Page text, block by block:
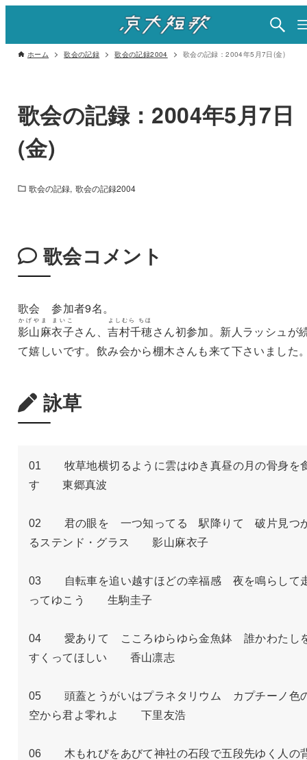
ホーム 歌会の記録 歌会の記録2004 歌会の記録：2004年5月7日(金)
歌会の記録：2004年5月7日
(金)
歌会の記録 歌会の記録2004
歌会コメント
歌会 参加者9名。
影山麻衣子
かげやま まいこ
さん、吉村千穂
よしむら ちほ
さん初参加。新人ラッシュが
て嬉しいです。飲み会から棚木さんも来て下さいました
詠草
01　　牧草地横切るように雲はゆき真昼の月の骨身を
す　　東郷真波
02　　君の眼を　一つ知ってる　駅降りて　破片見つ
るステンド・グラス　　影山麻衣子
03　　自転車を追い越すほどの幸福感　夜を鳴らして
ってゆこう　　生駒圭子
04　　愛ありて　こころゆらゆら金魚鉢　誰かわたし
すくってほしい　　香山凛志
05　　頭蓋とうがいはプラネタリウム　カプチーノ色
空から君よ零れよ　　下里友浩
06　　木もれびをあびて神社の石段で五段先ゆく人の